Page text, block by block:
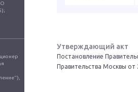
Утверждающий акт
Постановление
Правительства Москвы